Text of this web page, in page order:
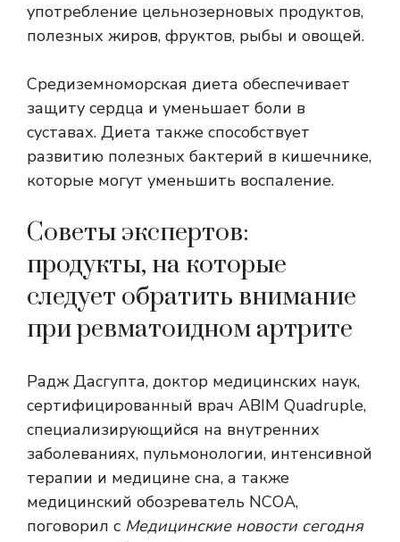
употребление цельнозерновых продуктов,
полезных жиров, фруктов, рыбы и овощей.
Средиземноморская диета обеспечивает
защиту сердца и уменьшает боли в
суставах. Диета также способствует
развитию полезных бактерий в кишечнике,
которые могут уменьшить воспаление.
Советы экспертов:
продукты, на которые
следует обратить внимание
при ревматоидном артрите
Радж Дасгупта, доктор медицинских наук,
сертифицированный врач ABIM Quadruple,
специализирующийся на внутренних
заболеваниях, пульмонологии, интенсивной
терапии и медицине сна, а также
медицинский обозреватель NCOA,
поговорил с Медицинские новости сегодня